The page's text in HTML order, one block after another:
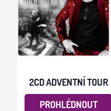
2CD ADVENTNÍ TOUR
PROHLÉDNOUT